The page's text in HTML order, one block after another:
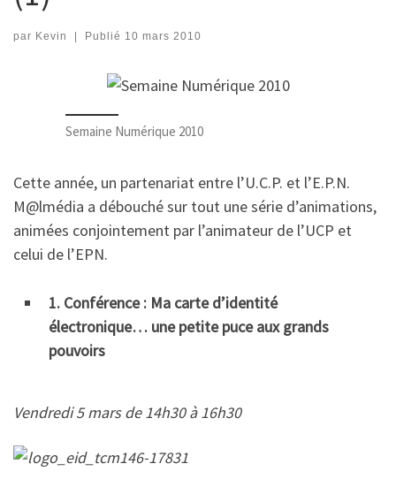
par Kevin | Publié 10 mars 2010
Semaine Numérique 2010
Cette année, un partenariat entre l’U.C.P. et l’E.P.N.
M@lmédia a débouché sur tout une série d’animations,
animées conjointement par l’animateur de l’UCP et
celui de l’EPN.
1. Conférence : Ma carte d’identité
électronique… une petite puce aux grands
pouvoirs
Vendredi 5 mars de 14h30 à 16h30